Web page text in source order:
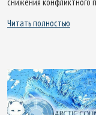
Читать полностью